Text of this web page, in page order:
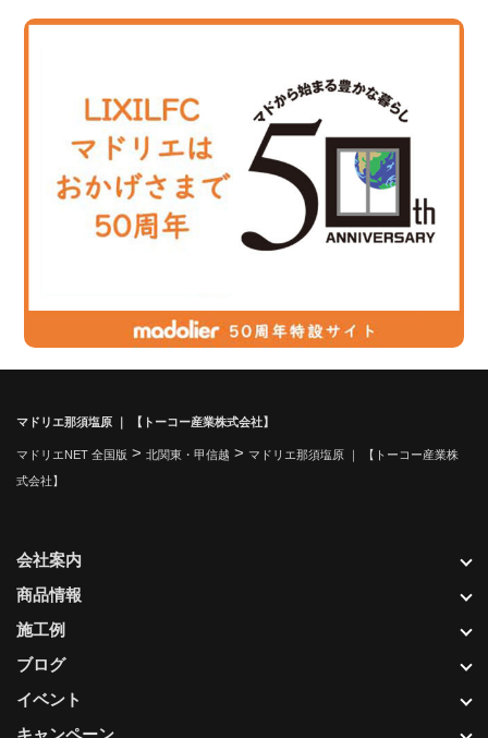
マドリエ那須塩原 ｜ 【トーコー産業株式会社】
マドリエNET 全国版 > 北関東・甲信越 > マドリエ那須塩原 ｜ 【トーコー産業株
式会社】
会社案内
商品情報
施工例
ブログ
イベント
キャンペーン